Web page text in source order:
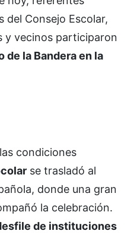
del Consejo Escolar,
y vecinos participaron
de la Bandera en la
condiciones
se trasladó al
donde una gran
la celebración.
de instituciones